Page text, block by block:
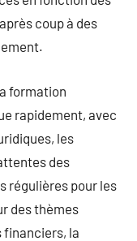
coup à des
formation
rapidement, avec
les
des
régulières pour les
des thèmes
financiers, la